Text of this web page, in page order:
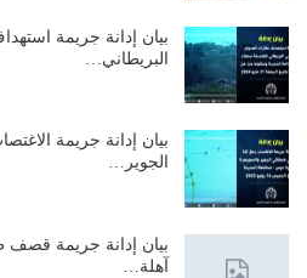
بيان إدانة جريمة
البريطاني…
الجوير…
بيان إدانة جريمة قصف
آهلة…